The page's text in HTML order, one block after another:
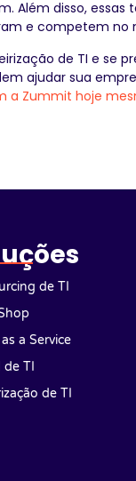
Além disso,
e competem no
de TI e se
ajudar sua
a Zummit hoje
de TI
a Service
de TI
de TI